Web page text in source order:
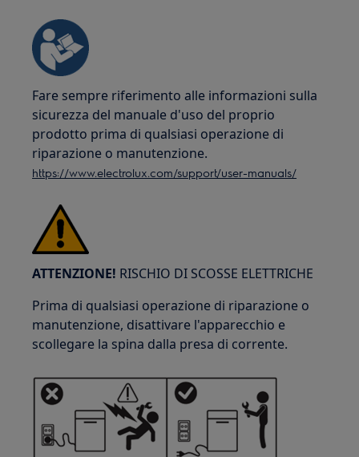
Fare sempre riferimento alle informazioni sulla
sicurezza del manuale d'uso del proprio
prodotto prima di qualsiasi operazione di
riparazione o manutenzione.
https://www.electrolux.com/support/user-manuals/
ATTENZIONE! RISCHIO DI SCOSSE ELETTRICHE
Prima di qualsiasi operazione di riparazione o
manutenzione, disattivare l'apparecchio e
scollegare la spina dalla presa di corrente.